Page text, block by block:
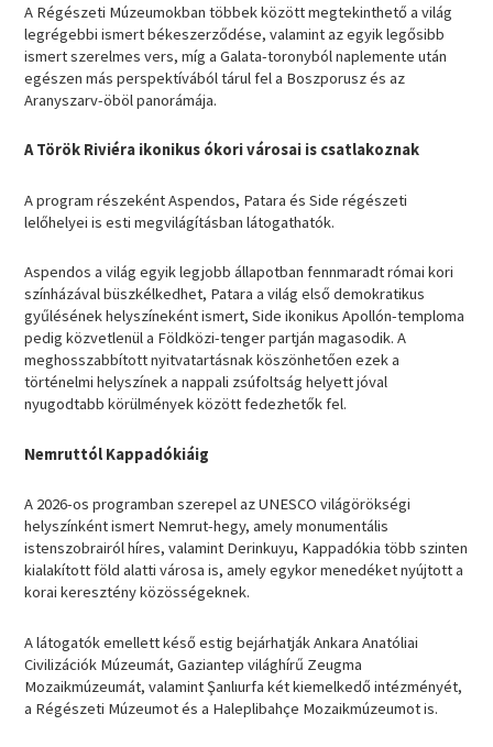
A Régészeti Múzeumokban többek között megtekinthető a világ
legrégebbi ismert békeszerződése, valamint az egyik legősibb
ismert szerelmes vers, míg a Galata-toronyból naplemente után
egészen más perspektívából tárul fel a Boszporusz és az
Aranyszarv-öböl panorámája.
A Török Riviéra ikonikus ókori városai is csatlakoznak
A program részeként Aspendos, Patara és Side régészeti
lelőhelyei is esti megvilágításban látogathatók.
Aspendos a világ egyik legjobb állapotban fennmaradt római kori
színházával büszkélkedhet, Patara a világ első demokratikus
gyűlésének helyszíneként ismert, Side ikonikus Apollón-temploma
pedig közvetlenül a Földközi-tenger partján magasodik. A
meghosszabbított nyitvatartásnak köszönhetően ezek a
történelmi helyszínek a nappali zsúfoltság helyett jóval
nyugodtabb körülmények között fedezhetők fel.
Nemruttól Kappadókiáig
A 2026-os programban szerepel az UNESCO világörökségi
helyszínként ismert Nemrut-hegy, amely monumentális
istenszobrairól híres, valamint Derinkuyu, Kappadókia több szinten
kialakított föld alatti városa is, amely egykor menedéket nyújtott a
korai keresztény közösségeknek.
A látogatók emellett késő estig bejárhatják Ankara Anatóliai
Civilizációk Múzeumát, Gaziantep világhírű Zeugma
Mozaikmúzeumát, valamint Şanlıurfa két kiemelkedő intézményét,
a Régészeti Múzeumot és a Haleplibahçe Mozaikmúzeumot is.